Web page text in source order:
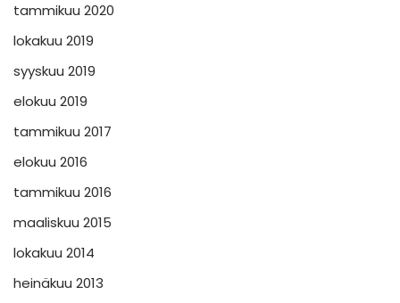
tammikuu 2020
lokakuu 2019
syyskuu 2019
elokuu 2019
tammikuu 2017
elokuu 2016
tammikuu 2016
maaliskuu 2015
lokakuu 2014
heinäkuu 2013